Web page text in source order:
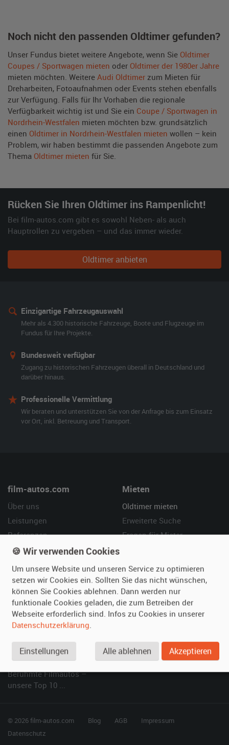
Noch nicht den passenden Oldtimer gefunden?
Unser Fundus bietet weitere Angebote, wenn Sie Oldtimer
Coupes / Sportwagen mieten oder Oldtimer der 1980er Jahre
mieten möchten. Weitere Audi Oldtimer zum Mieten für
Dreharbeiten, Fotoaufnahmen oder Events stehen ebenfalls
zur Verfügung. Falls für Ihr Vorhaben die regionale
Verfügbarkeit wichtig ist und Sie ein Coupe / Sportwagen in
Nordrhein-Westfalen mieten möchten bzw. grundsätzlich
einen Oldtimer in Nordrhein-Westfalen mieten wollen – kein
Problem, wir haben bestimmt die passenden Angebote zum
Thema Oldtimer mieten für Sie.
Rücken Sie Ihren Oldtimer ins Rampenlicht!
Bei film-autos.com gibt es sowohl Neben- als auch
Hauptrollen zu vergeben – und das immer wieder.
Oldtimer anbieten
Einzigartige Fahrzeugauswahl
Mehr als 4.300 historische Fahrzeuge, Boote und Flugzeuge im
Fundus für Ihre Projekte.
Bundesweit verfügbar
Zugang zu historischen Fahrzeugen überall in Deutschland und
darüber hinaus.
Professionelle Vermittlung
Wir beraten und unterstützen Sie von der Anfrage bis zum Einsatz
vor Ort, inkl. Betreuung und Transport.
film-autos.com
Über uns
Leistungen
Referenzen
Kundenmeinungen
Mieten
Oldtimer mieten
Erweiterte Suche
Fragen für Mieter
Vermieten
Oldtimer anmelden
Fotos senden
Fragen für Vermieter
Hilfe
Häufige Fragen (FAQ)
So funktioniert's
SPECIAL
Berühmte Filmautos –
unsere Top 10 ...
© 2026 film-autos.com Blog AGB
Impressum
Datenschutz
🍪 Wir verwenden Cookies
Um unsere Website und unseren Service zu optimieren
setzen wir Cookies ein. Sollten Sie das nicht wünschen,
können Sie Cookies ablehnen. Dann werden nur
funktionale Cookies geladen, die zum Betreiben der
Webseite erforderlich sind. Infos zu Cookies in unserer
Datenschutzerklärung.
Einstellungen Alle ablehnen Akzeptieren